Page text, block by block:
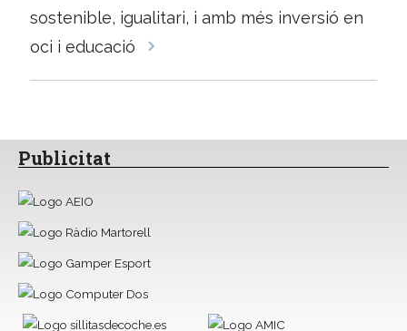
sostenible, igualitari, i amb més inversió en
oci i educació
Publicitat